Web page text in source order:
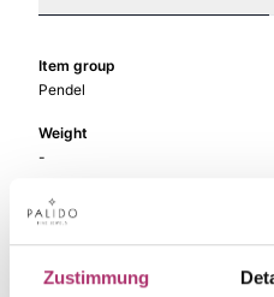
Zustimmung
Item group
Pendel
Weight
-
EAN
9010595769559
Metal Fineness